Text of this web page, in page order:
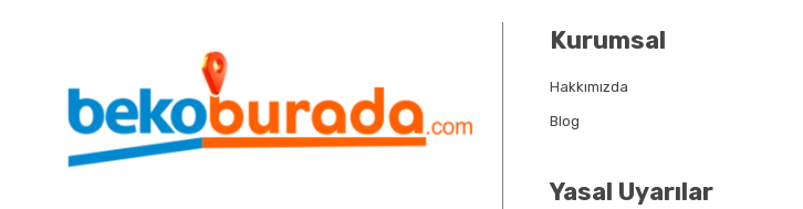
Kurumsal
Hakkımızda
Blog
Yasal Uyarılar